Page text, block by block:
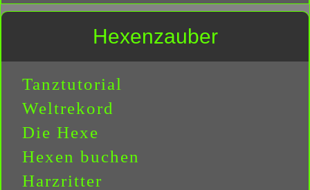
Hexenzauber
Tanztutorial
Weltrekord
Die Hexe
Hexen buchen
Harzritter